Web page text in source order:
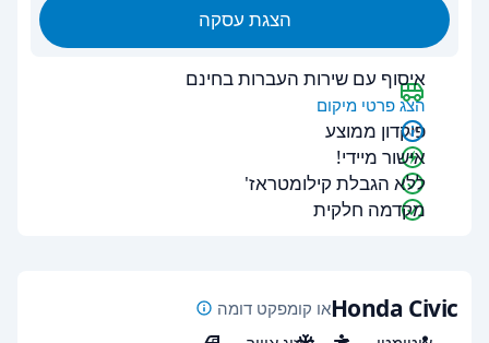
הצגת עסקה
איסוף עם שירות העברות בחינם
הצג פרטי מיקום
פיקדון ממוצע
אישור מיידי!
ללא הגבלת קילומטראז'
מקדמה חלקית
Honda Civicאו קומפקט דומה